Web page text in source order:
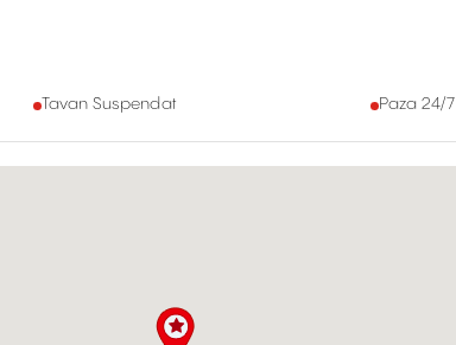
Tavan Suspendat Paza 24/7